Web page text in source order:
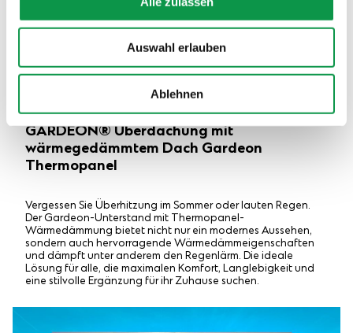
Auswahl erlauben
Ablehnen
GARDEON® Überdachung mit
wärmegedämmtem Dach Gardeon
Thermopanel
Vergessen Sie Überhitzung im Sommer oder lauten Regen.
Der Gardeon-Unterstand mit Thermopanel-
Wärmedämmung bietet nicht nur ein modernes Aussehen,
sondern auch hervorragende Wärmedämmeigenschaften
und dämpft unter anderem den Regenlärm. Die ideale
Lösung für alle, die maximalen Komfort, Langlebigkeit und
eine stilvolle Ergänzung für ihr Zuhause suchen.